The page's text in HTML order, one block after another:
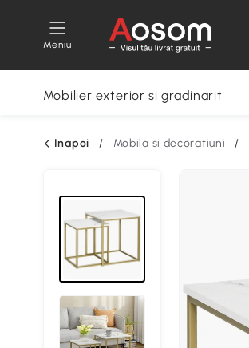
Meniu
Mobilier exterior si gradinarit
Inapoi / Mobila si decoratiuni /